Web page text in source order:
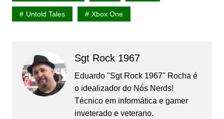
Untold Tales Xbox One
Sgt Rock 1967
Eduardo "Sgt Rock 1967" Rocha é
o idealizador do Nós Nerds!
Técnico em informática e gamer
inveterado e veterano.